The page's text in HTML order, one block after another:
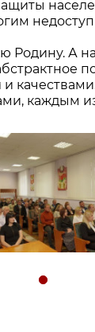
А
каждым